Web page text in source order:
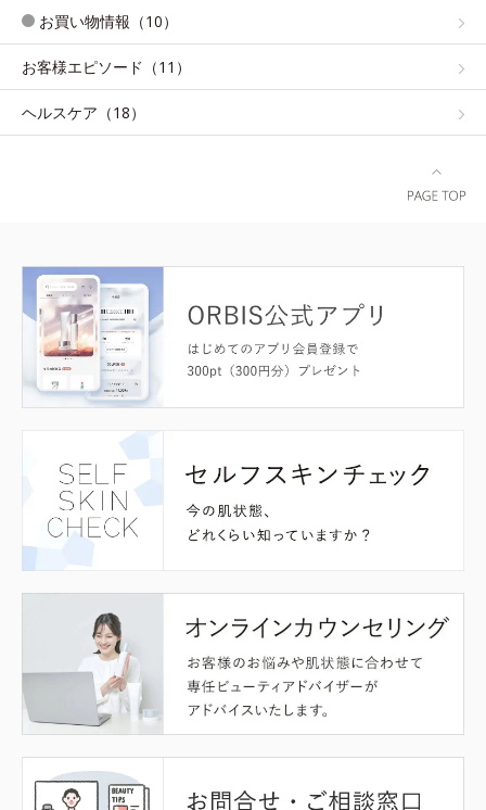
お買い物情報（10）
お客様エピソード（11）
ヘルスケア（18）